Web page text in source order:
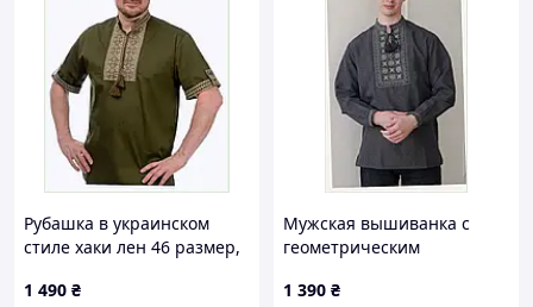
Рубашка в украинском
стиле хаки лен 46 размер,
1 490 ₴
Мужская вышиванка с
геометрическим
86138ABX99
1 390 ₴